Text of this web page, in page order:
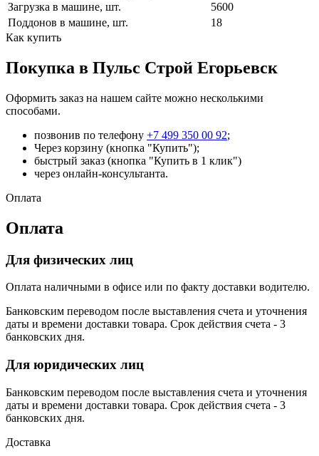
Загрузка в машине, шт.
5600
Поддонов в машине, шт.
18
Как купить
Покупка в Пульс Строй Егорьевск
Оформить заказ на нашем сайте можно несколькими
способами.
позвонив по телефону +7 499 350 00 92;
Через корзину (кнопка "Купить");
быстрый заказ (кнопка "Купить в 1 клик")
через онлайн-консультанта.
Оплата
Оплата
Для физических лиц
Оплата наличными в офисе или по факту доставки водителю.
Банковским переводом после выставления счета и уточнения
даты и времени доставки товара. Срок действия счета - 3
банковских дня.
Для юридических лиц
Банковским переводом после выставления счета и уточнения
даты и времени доставки товара. Срок действия счета - 3
банковских дня.
Доставка